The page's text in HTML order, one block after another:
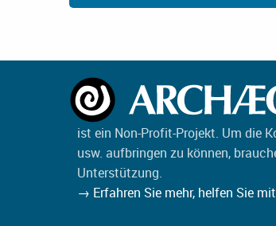
ist ein Non-Profit-Projekt. Um die
usw. aufbringen zu können,
Unterstützung.
→ Erfahren Sie mehr, helfen Sie